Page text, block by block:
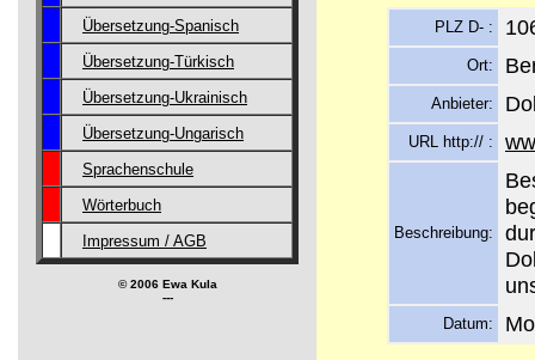
Übersetzung-Spanisch
Übersetzung-Türkisch
Übersetzung-Ukrainisch
Übersetzung-Ungarisch
Sprachenschule
Wörterbuch
Impressum / AGB
© 2006 Ewa Kula
---
PLZ D- :
Ort:
Anbieter:
URL http:// :
Beschreibung:
Datum: